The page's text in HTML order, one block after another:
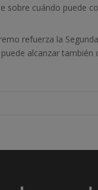
sobre cuándo puede
refuerza la
alcanzar también